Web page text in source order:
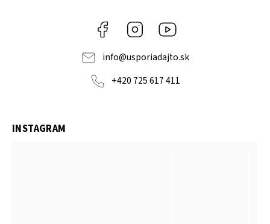
Facebook Instagram
info@usporiadajto.sk
+420 725 617 411
INSTAGRAM